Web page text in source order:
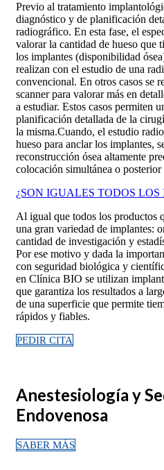
Previo al tratamiento
diagnóstico y de planificación
radiográfico. En esta fase, el
valorar la cantidad de hueso que
los implantes (disponibilidad
realizan con el estudio de una
convencional. En otros casos se
scanner para valorar más en
a estudiar. Estos casos permiten
planificación detallada de la
la misma.Cuando, el estudio
hueso para anclar los implantes,
reconstrucción ósea altamente
colocación simultánea o posterior
¿SON IGUALES TODOS
Al igual que todos los productos
una gran variedad de implantes:
cantidad de investigación y
Por ese motivo y dada la
con seguridad biológica y
en Clínica BIO se utilizan
que garantiza los resultados a
de una superficie que permite
rápidos y fiables.
PEDIR CITA
Anestesiología y
Endovenosa
SABER MÁS